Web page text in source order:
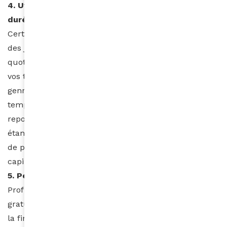
4. Utilisez des produits avec des effets longue
durée
Certains produits maintiennent votre style capillaire
des jours durant, sans nécessiter une application
quotidienne. Vos boucles gardent la même structure,
vos tresses ne s’ébouriffent pas. Tournez-vous vers ce
genre de produit. D’une part vous réduirez votre
temps de préparation le matin, d’autre part vous
repousserez la date de renouvellement dudit produit,
étant donné qu’il durera plus longtemps. L’utilisation
de produits qui peuvent maintenir votre style
capillaire sur plusieurs jours.
5. Pensez à l’eau pour votre hydratation
Profitez-en! L’eau est une denrée pour ainsi dire
gratuite Certes, vous payerez toujours votre facture à
la fin du mois, mais cela vous reviendra beaucoup